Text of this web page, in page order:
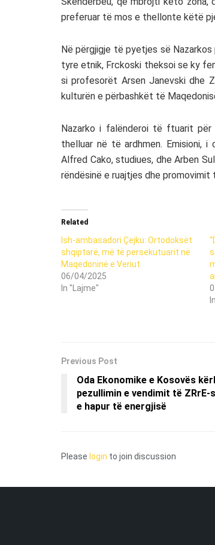
preferuar të mos e thellonte këtë
Në përgjigje të pyetjes së
tyre etnik, Frckoski theksoi se ky
si profesorët Arsen Janevski dhe
kulturën e përbashkët të
Nazarko i falënderoi të ftuarit
thelluar në të ardhmen. Emisioni,
Alfred Cako, studiues, dhe Arben
rëndësinë e ruajtjes dhe
Related
Ish-ambasadori Çejku: Ortodoksët
shqiptarë, më të persekutuarit në
Maqedoninë e Veriut
06/04/2025
In "Lajme"
Previous Post
Oda Ekonomike e Kosovës
pezullimin e vendimit të ZRrE-
e hapur të energjisë
Please login to join discussion